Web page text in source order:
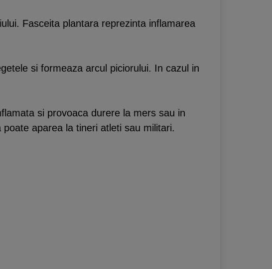
Fasceita plantara reprezinta inflamarea
si formeaza arcul piciorului. In cazul in
si provoaca durere la mers sau in
aparea la tineri atleti sau militari.